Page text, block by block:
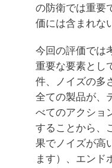
の防衛では重要
価には含まれな
今回の評価では
重要な要素とし
件、ノイズの多
全ての製品が、
べてのアクショ
することから、
果でノイズが高
ます）、エンド